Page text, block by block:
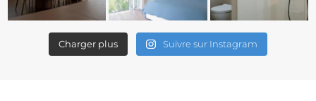
Charger plus Suivre sur Instagram